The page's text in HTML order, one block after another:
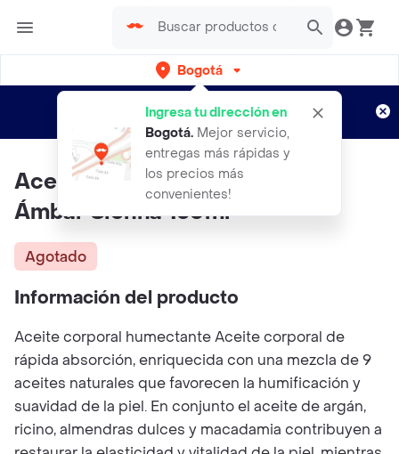
Bogotá
Ingresa tu dirección en
Bogotá. Mejor servicio,
entregas más rápidas y
los precios más
convenientes!
envíos gratis por semanas
Aplican TyC
Aceite Corporal Toque Seco
Ámbar Sienna 150ml
Agotado
Información del producto
Aceite corporal humectante Aceite corporal de
rápida absorción, enriquecida con una mezcla de 9
aceites naturales que favorecen la humificación y
suavidad de la piel. En conjunto el aceite de argán,
ricino, almendras dulces y macadamia contribuyen a